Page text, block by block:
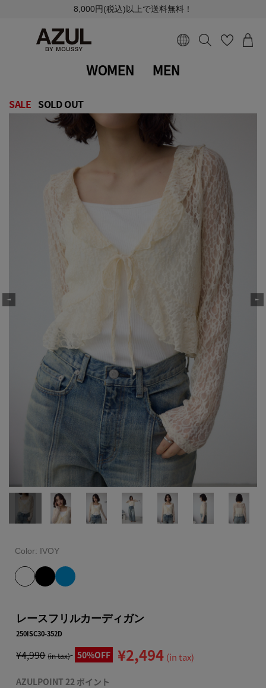
8,000円(税込)以上で送料無料！
WOMEN MEN
SALE SOLD OUT
Color: IVOY
レースフリルカーディガン
250ISC30-352D
¥4,990 (in tax) 50%OFF ¥2,494 (in tax)
AZULPOINT 22 ポイント